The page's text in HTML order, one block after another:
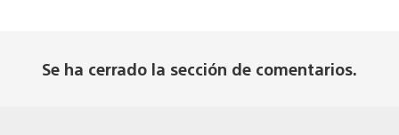
Se ha cerrado la sección de comentarios.